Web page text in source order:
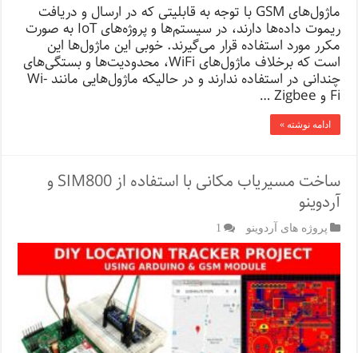
ماژول‌های GSM با توجه به قابلیتی که در ارسال و دریافت
ریموت داده‌ها دارند، در سیستم‌ها و پروژه‌های IoT به صورت
مکرر مورد استفاده قرار می‌گیرند. خوبی این ماژول‌ها این
است که برخلاف ماژول‌های WiFi، محدودیت‌ها و بستگی‌های
چندانی در استفاده ندارند و در حالیکه ماژول‌هایی مانند Wi-
Fi و Zigbee …
ادامه نوشته »
ساخت مسیریاب مکانی با استفاده از SIM800 و
آردوینو
پروژه های آردوینو 1